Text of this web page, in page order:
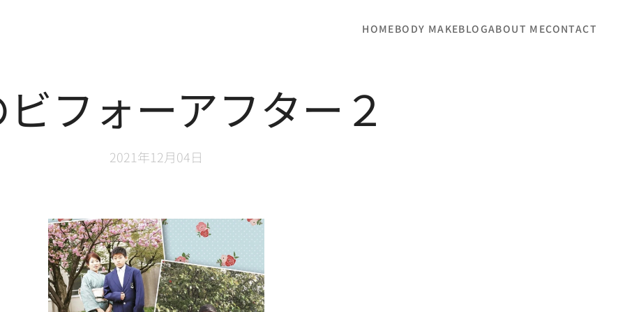
HOMEBODY MAKEBLOGABOUT MECONTACT
フォーアフター２
2021年12月04日